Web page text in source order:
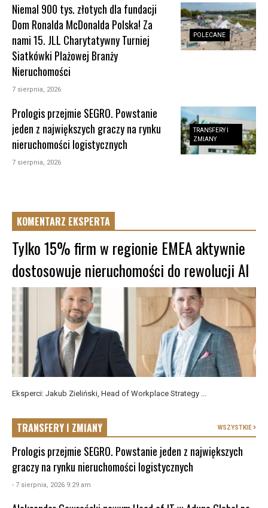
POLECANE
Niemal 900 tys. złotych dla fundacji
Dom Ronalda McDonalda Polska! Za
nami 15. JLL Charytatywny Turniej
Siatkówki Plażowej Branży
Nieruchomości
7 sierpnia, 2026
TRANSFERY I
ZMIANY
Prologis przejmie SEGRO. Powstanie
jeden z największych graczy na rynku
nieruchomości logistycznych
7 sierpnia, 2026
KOMENTARZ EKSPERTA
Tylko 15% firm w regionie EMEA aktywnie
dostosowuje nieruchomości do rewolucji AI
Eksperci: Jakub Zieliński, Head of Workplace Strategy ...
TRANSFERY I ZMIANY WSZYSTKIE
Prologis przejmie SEGRO. Powstanie jeden z największych
graczy na rynku nieruchomości logistycznych
- 7 sierpnia, 2026 9:29 am